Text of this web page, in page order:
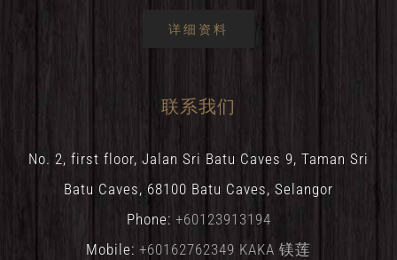
详细资料
联系我们
No. 2, first floor, Jalan Sri Batu Caves 9, Taman Sri
Batu Caves, 68100 Batu Caves, Selangor
Phone: +60123913194
Mobile: +60162762349 KAKA 镁莲